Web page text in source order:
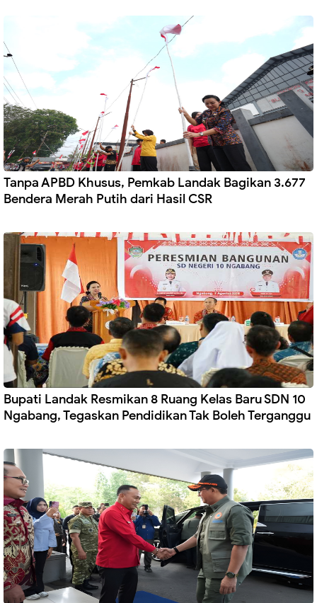
Tanpa APBD Khusus, Pemkab Landak Bagikan 3.677
Bendera Merah Putih dari Hasil CSR
Bupati Landak Resmikan 8 Ruang Kelas Baru SDN 10
Ngabang, Tegaskan Pendidikan Tak Boleh Terganggu